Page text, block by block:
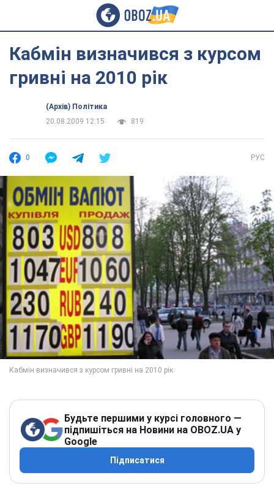
Кабмін визначився з курсом
гривні на 2010 рік
(Архів) Політика
20.08.2009 12:15
819
0 РУС
Будьте першими у курсі головного —
підпишіться на Новини на OBOZ.UA у
Google
Підписатися